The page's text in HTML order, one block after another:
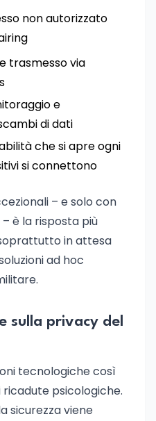
non autorizzato
trasmesso via
e
di dati
che si apre ogni
si connettono
– e solo con
è la risposta più
in attesa
ad hoc
sulla privacy del
tecnologiche così
psicologiche.
sicurezza viene